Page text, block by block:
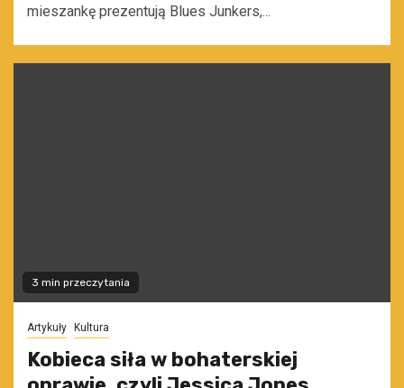
mieszankę prezentują Blues Junkers,...
3 min przeczytania
Artykuły Kultura
Kobieca siła w bohaterskiej